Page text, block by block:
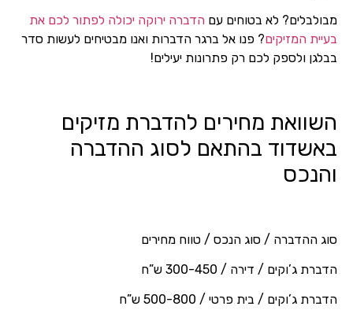
מבולבלים? לא בטוחים עם הדברה ירוקה יכולה לפתור לכם את
בעיית המזיקים? פנו אל ברגר הדברות ואנו מבטיחים לעשות סדר
בבלגן ולספק לכם רק פתרונות יעילים!
השוואת מחירים להדברת מזיקים
באשדוד בהתאם לסוג ההדברה
והנכס
סוג ההדברה / סוג הנכס / טווח מחירים
הדברת ג’וקים / דירה / 300-450 ש”ח
הדברת ג’וקים / בית פרטי / 500-800 ש”ח